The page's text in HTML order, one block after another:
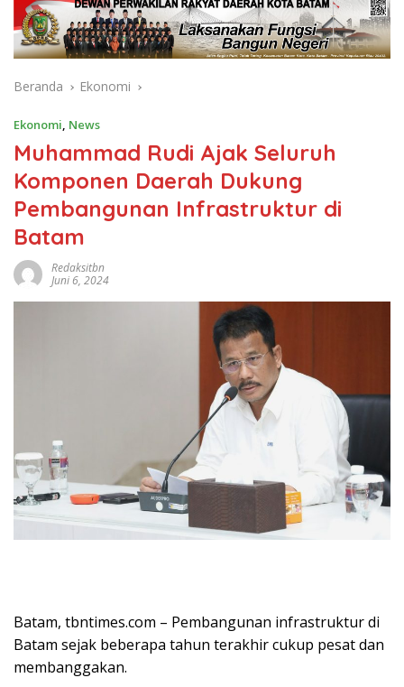
Beranda Ekonomi
Ekonomi, News
Muhammad Rudi Ajak Seluruh
Komponen Daerah Dukung
Pembangunan Infrastruktur di
Batam
Redaksitbn
Juni 6, 2024
Batam, tbntimes.com – Pembangunan infrastruktur di
Batam sejak beberapa tahun terakhir cukup pesat dan
membanggakan.